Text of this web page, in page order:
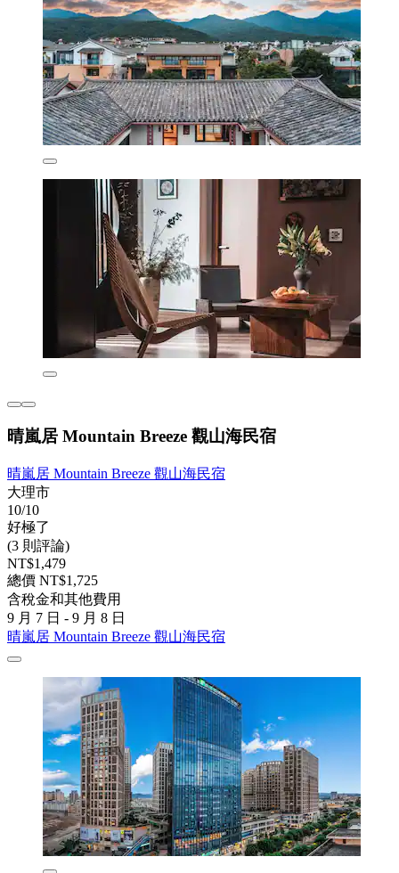
晴嵐居 Mountain Breeze 觀山海民宿
晴嵐居 Mountain Breeze 觀山海民宿
大理市
10/10
好極了
(3 則評論)
NT$1,479
總價 NT$1,725
含稅金和其他費用
9 月 7 日 - 9 月 8 日
晴嵐居 Mountain Breeze 觀山海民宿